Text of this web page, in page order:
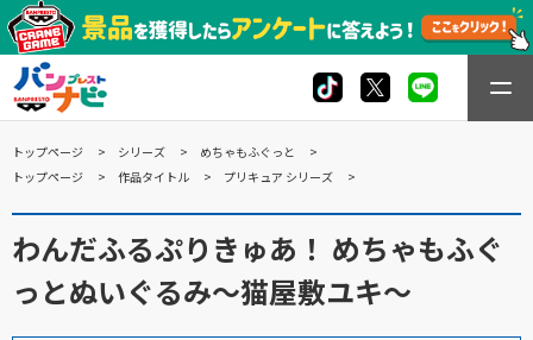
トップページ シリーズ
めちゃもふぐっと
トップページ
作品タイトル プリキュア シリーズ
わんだふるぷりきゅあ！ めちゃもふぐ
っとぬいぐるみ～猫屋敷ユキ～